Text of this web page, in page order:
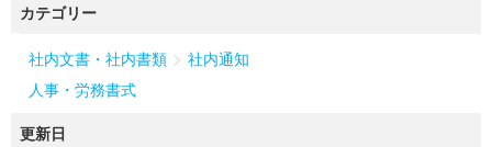
カテゴリー
社内文書・社内書類 > 社内通知
人事・労務書式
更新日